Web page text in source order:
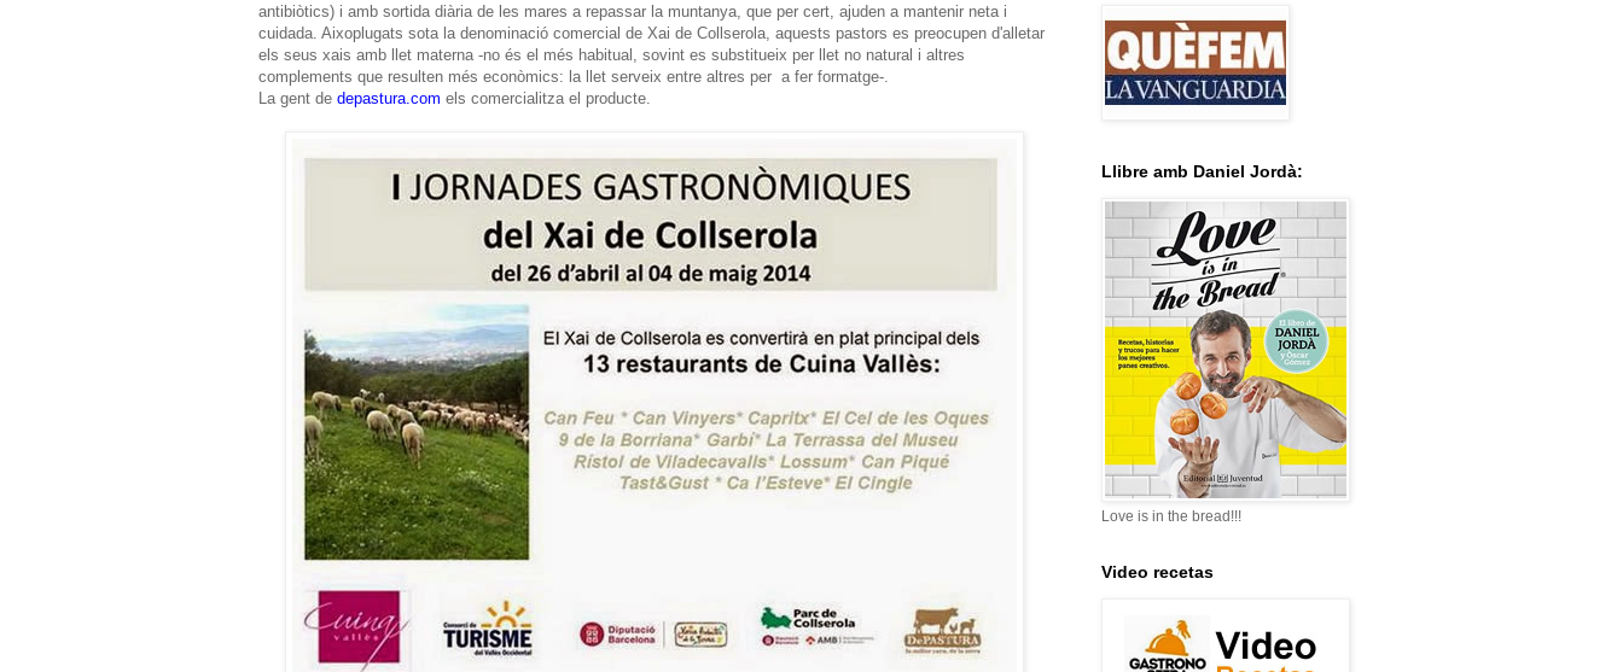
antibiòtics) i amb sortida diària de les mares a repassar la muntanya, que per cert, ajuden a mantenir neta i
cuidada. Aixoplugats sota la denominació comercial de Xai de Collserola, aquests pastors es preocupen d'alletar
els seus xais amb llet materna -no és el més habitual, sovint es substitueix per llet no natural i altres
complements que resulten més econòmics: la llet serveix entre altres per a fer formatge-.
La gent de depastura.com els comercialitza el producte.
Llibre amb Daniel Jordà:
Love is in the bread!!!
Video recetas